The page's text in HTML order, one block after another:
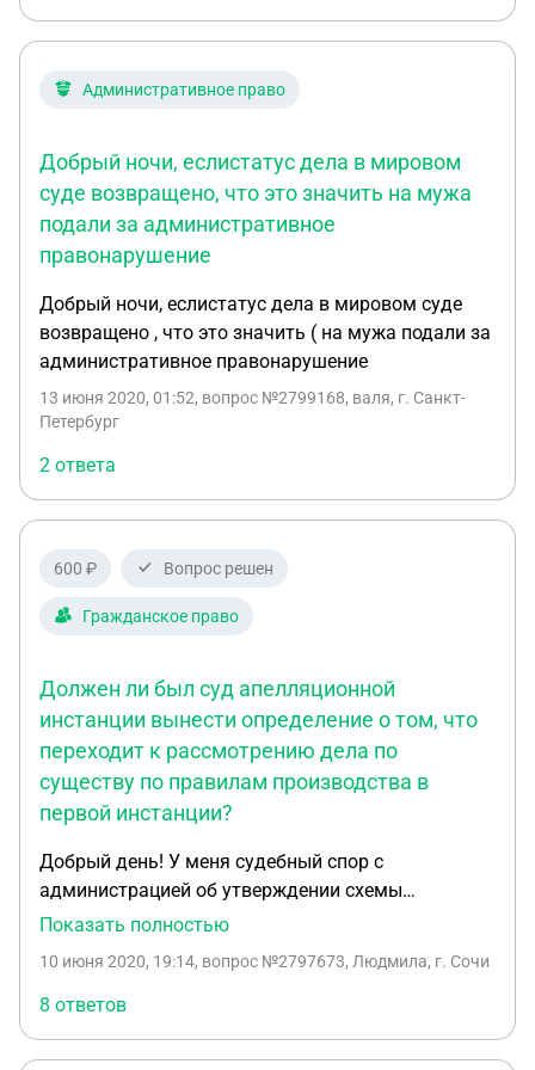
привлечением меня к адм. ответственности.
СПАСИБО!
нужно,но относится ли это к обращению в суд?
Административное право
Добрый ночи, еслистатус дела в мировом
суде возвращено, что это значить на мужа
подали за административное
правонарушение
Добрый ночи, еслистатус дела в мировом суде
возвращено , что это значить ( на мужа подали за
административное правонарушение
13 июня 2020, 01:52, вопрос №2799168, валя, г. Санкт-
Петербург
2 ответа
600 ₽ Вопрос решен
Гражданское право
Должен ли был суд апелляционной
инстанции вынести определение о том, что
переходит к рассмотрению дела по
существу по правилам производства в
первой инстанции?
Добрый день! У меня судебный спор с
администрацией об утверждении схемы
расположения земельного участка. Суд первой
разумеется, администрация подала апелляцию и
выиграла ее. Но меня смущает, то что , как
выяснилось из мотивировочной части
апелляционного определения, суд перешел к
Показать полностью
10 июня 2020, 19:14, вопрос №2797673, Людмила, г. Сочи
8 ответов